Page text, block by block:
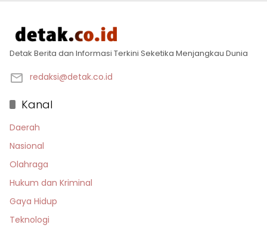
Detak Berita dan Informasi Terkini Seketika Menjangkau Dunia
redaksi@detak.co.id
Kanal
Daerah
Nasional
Olahraga
Hukum dan Kriminal
Gaya Hidup
Teknologi